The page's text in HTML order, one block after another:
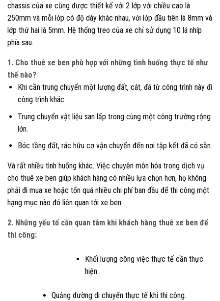
chassis của xe cũng được thiết kế với 2 lớp với chiều cao là
250mm và mỗi lớp có độ dày khác nhau, với lớp đầu tiên là 8mm và
lớp thứ hai là 5mm. Hệ thống treo của xe chỉ sử dụng 10 lá nhíp
phía sau.
1. Cho thuê xe ben phù hợp với những tình huống thực tế như
thế nào?
Khi cần trung chuyển một lượng đất, cát, đá từ công trình này đi
công trình khác.
Trung chuyển vật liệu san lấp trong cùng một công trường rộng
lớn.
Bóc tầng đất, rác hữu cơ vận chuyển đến nơi tập kết đã có sẵn.
Và rất nhiều tình huống khác. Việc chuyên môn hóa trong dịch vụ
cho thuê xe ben giúp khách hàng có nhiều lựa chọn hơn, họ không
phải đi mua xe hoặc tốn quá nhiều chi phí ban đầu để thi công một
hạng mục nào đó liên quan tới xe ben.
2. Những yếu tố cần quan tâm khi khách hàng thuê xe ben để
thi công:
Khối lượng công việc thực tế cần thực
hiện .
Quảng đường di chuyển thực tế khi thi công.